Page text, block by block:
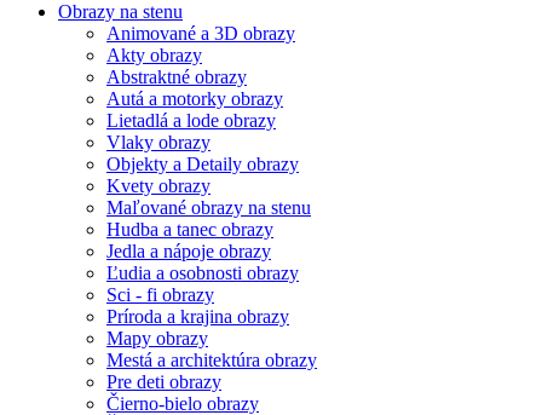
Obrazy na stenu
Animované a 3D obrazy
Akty obrazy
Abstraktné obrazy
Autá a motorky obrazy
Lietadlá a lode obrazy
Vlaky obrazy
Objekty a Detaily obrazy
Kvety obrazy
Maľované obrazy na stenu
Hudba a tanec obrazy
Jedla a nápoje obrazy
Ľudia a osobnosti obrazy
Sci - fi obrazy
Príroda a krajina obrazy
Mapy obrazy
Mestá a architektúra obrazy
Pre deti obrazy
Čierno-bielo obrazy